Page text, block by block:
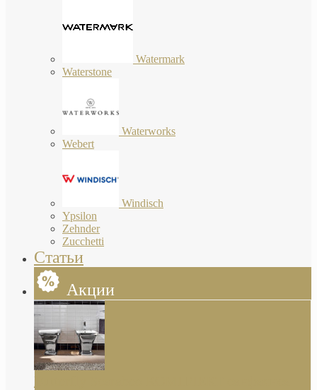
Watermark
Waterstone
Waterworks
Webert
Windisch
Ypsilon
Zehnder
Zucchetti
Статьи
Акции
Butterfly Scarabeo КОМПЛЕКТ санфаянса